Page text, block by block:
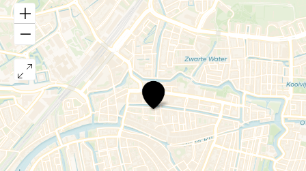
Ongekend
Talent
|
Theatergroep
Domino
–
Hartfalen